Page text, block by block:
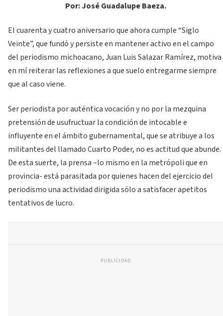
Por: José Guadalupe Baeza.
El cuarenta y cuatro aniversario que ahora cumple “Siglo
Veinte”, que fundó y persiste en mantener activo en el campo
del periodismo michoacano, Juan Luis Salazar Ramírez, motiva
en mí reiterar las reflexiones a que suelo entregarme siempre
que al caso viene.
Ser periodista por auténtica vocación y no por la mezquina
pretensión de usufructuar la condición de intocable e
influyente en el ámbito gubernamental, que se atribuye a los
militantes del llamado Cuarto Poder, no es actitud que abunde.
De esta suerte, la prensa –lo mismo en la metrópoli que en
provincia- está parasitada por quienes hacen del ejercicio del
periodismo una actividad dirigida sólo a satisfacer apetitos
tentativos de lucro.
PUBLICIDAD